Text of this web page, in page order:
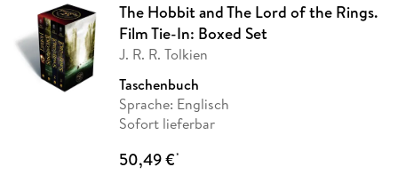
The Hobbit and The Lord of the Rings.
Film Tie-In: Boxed Set
J. R. R. Tolkien
Taschenbuch
Sprache: Englisch
Sofort lieferbar
50,49 €*